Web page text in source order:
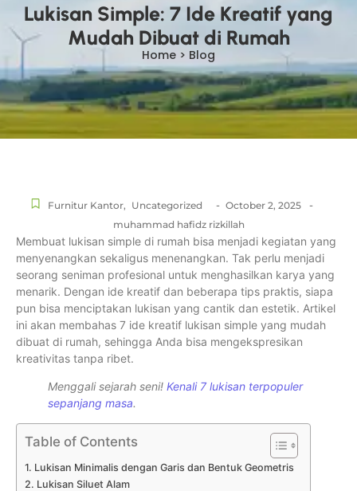
Lukisan Simple: 7 Ide Kreatif yang
Mudah Dibuat di Rumah
Home > Blog
Furnitur Kantor, Uncategorized - October 2, 2025 -
muhammad hafidz rizkillah
Membuat lukisan simple di rumah bisa menjadi kegiatan yang
menyenangkan sekaligus menenangkan. Tak perlu menjadi
seorang seniman profesional untuk menghasilkan karya yang
menarik. Dengan ide kreatif dan beberapa tips praktis, siapa
pun bisa menciptakan lukisan yang cantik dan estetik. Artikel
ini akan membahas 7 ide kreatif lukisan simple yang mudah
dibuat di rumah, sehingga Anda bisa mengekspresikan
kreativitas tanpa ribet.
Menggali sejarah seni! Kenali 7 lukisan terpopuler
sepanjang masa.
Table of Contents
1. Lukisan Minimalis dengan Garis dan Bentuk Geometris
2. Lukisan Siluet Alam